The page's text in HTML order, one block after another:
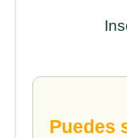
Puedes